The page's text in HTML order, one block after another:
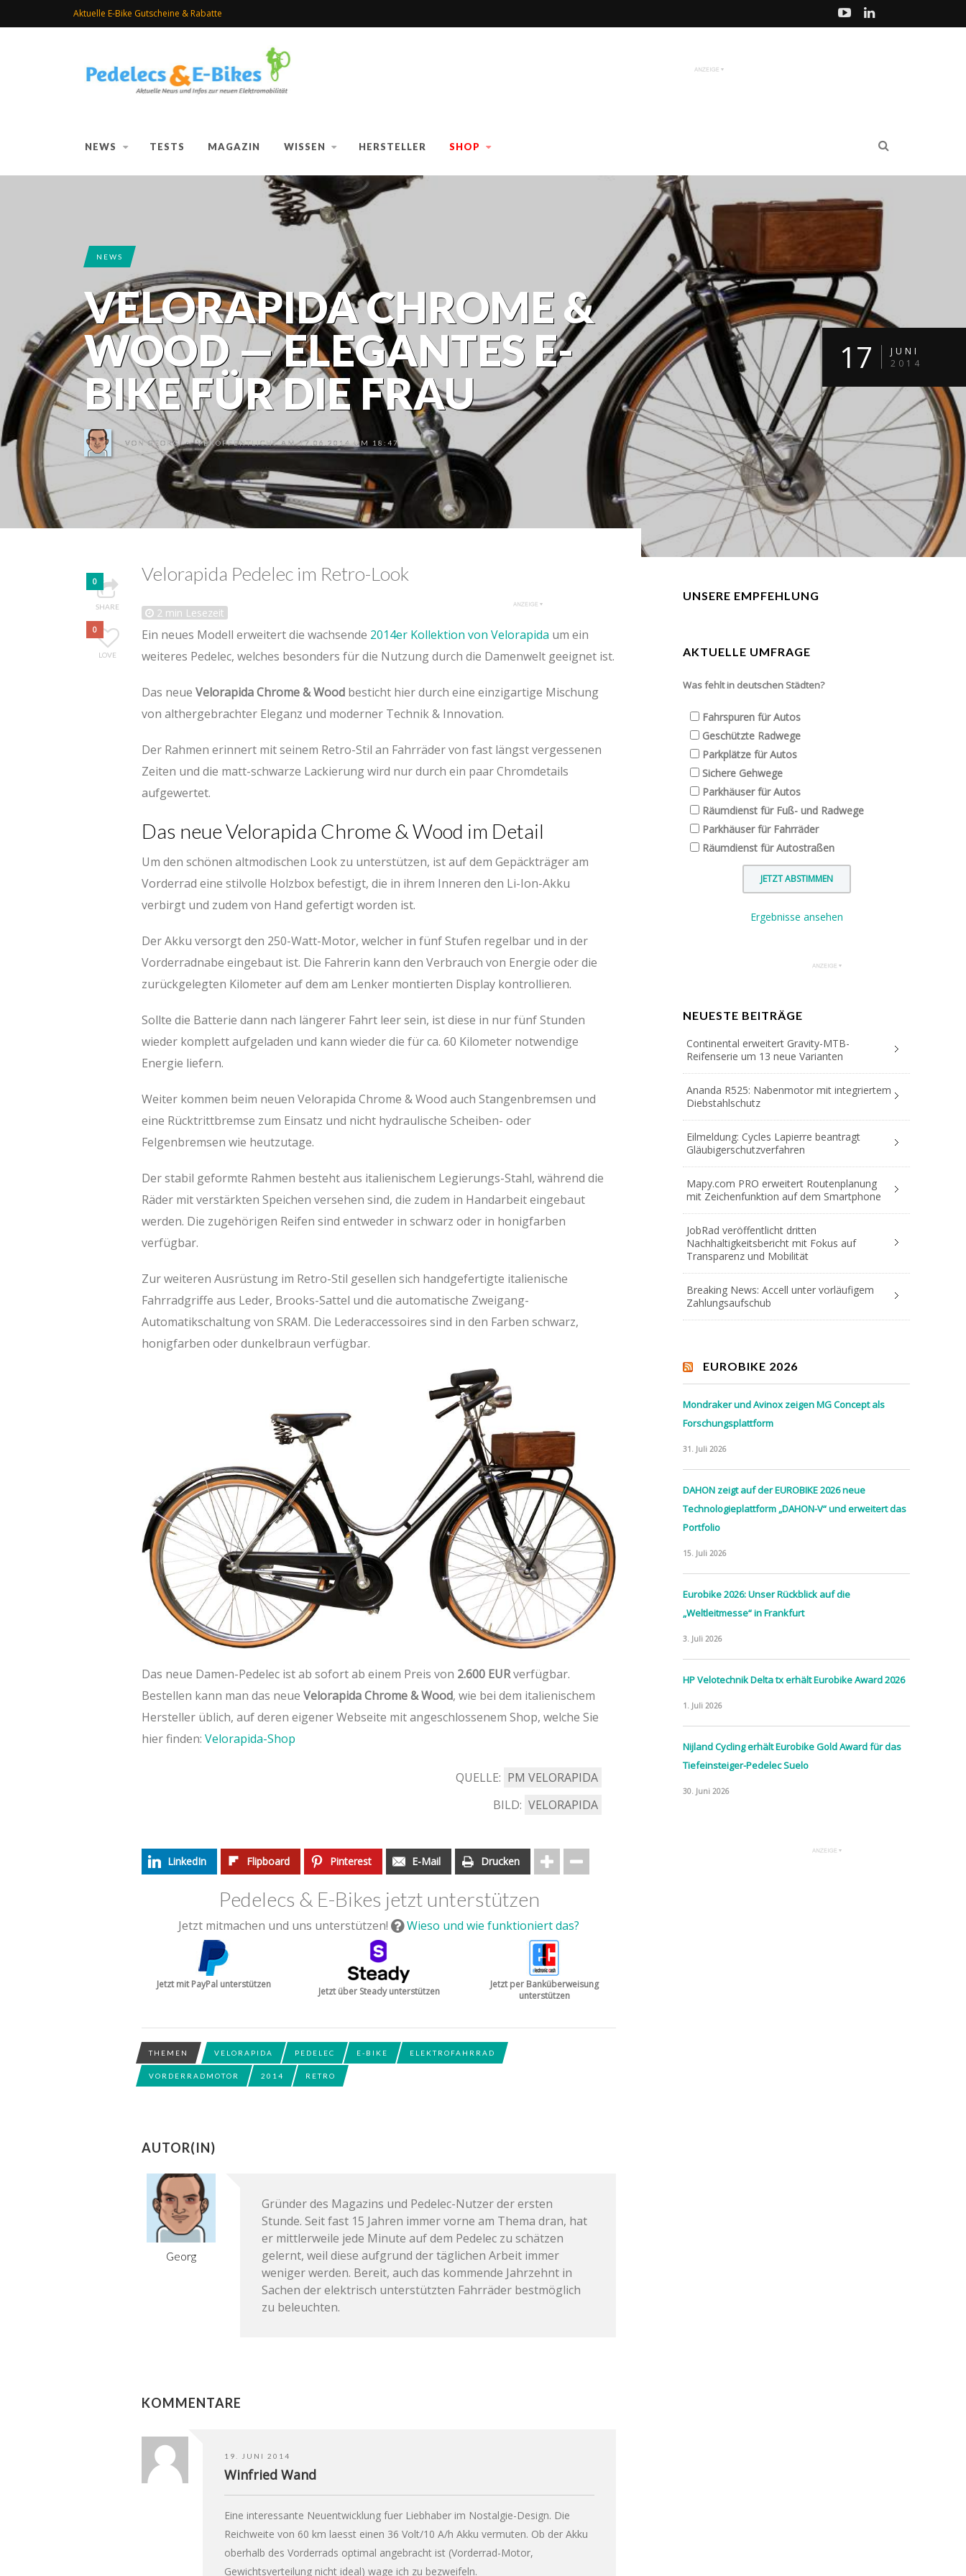
Aktuelle E-Bike Gutscheine & Rabatte
NEWS TESTS MAGAZIN WISSEN HERSTELLER SHOP
NEWS
VELORAPIDA CHROME &
WOOD — ELEGANTES E-
BIKE FÜR DIE FRAU
VONGEORG •VERÖFFENTLICHT AM 17.06.2014 UM 18:47
17
JUNI
2014
0
SHARE
0
LOVE
Velorapida Pedelec im Retro-Look
2 min Lesezeit
Ein neues Modell erweitert die wachsende 2014er Kollektion von Velorapida um ein
weiteres Pedelec, welches besonders für die Nutzung durch die Damenwelt geeignet ist.
Das neue Velorapida Chrome & Wood besticht hier durch eine einzigartige Mischung
von althergebrachter Eleganz und moderner Technik & Innovation.
Der Rahmen erinnert mit seinem Retro-Stil an Fahrräder von fast längst vergessenen
Zeiten und die matt-schwarze Lackierung wird nur durch ein paar Chromdetails
aufgewertet.
Das neue Velorapida Chrome & Wood im Detail
Um den schönen altmodischen Look zu unterstützen, ist auf dem Gepäckträger am
Vorderrad eine stilvolle Holzbox befestigt, die in ihrem Inneren den Li-Ion-Akku
verbirgt und zudem von Hand gefertigt worden ist.
Der Akku versorgt den 250-Watt-Motor, welcher in fünf Stufen regelbar und in der
Vorderradnabe eingebaut ist. Die Fahrerin kann den Verbrauch von Energie oder die
zurückgelegten Kilometer auf dem am Lenker montierten Display kontrollieren.
Sollte die Batterie dann nach längerer Fahrt leer sein, ist diese in nur fünf Stunden
wieder komplett aufgeladen und kann wieder die für ca. 60 Kilometer notwendige
Energie liefern.
Weiter kommen beim neuen Velorapida Chrome & Wood auch Stangenbremsen und
eine Rücktrittbremse zum Einsatz und nicht hydraulische Scheiben- oder
Felgenbremsen wie heutzutage.
Der stabil geformte Rahmen besteht aus italienischem Legierungs-Stahl, während die
Räder mit verstärkten Speichen versehen sind, die zudem in Handarbeit eingebaut
werden. Die zugehörigen Reifen sind entweder in schwarz oder in honigfarben
verfügbar.
Zur weiteren Ausrüstung im Retro-Stil gesellen sich handgefertigte italienische
Fahrradgriffe aus Leder, Brooks-Sattel und die automatische Zweigang-
Automatikschaltung von SRAM. Die Lederaccessoires sind in den Farben schwarz,
honigfarben oder dunkelbraun verfügbar.
Das neue Damen-Pedelec ist ab sofort ab einem Preis von 2.600 EURverfügbar.
Bestellen kann man das neue Velorapida Chrome & Wood, wie bei dem italienischem
Hersteller üblich, auf deren eigener Webseite mit angeschlossenem Shop, welche Sie
hier finden: Velorapida-Shop
QUELLE: PM VELORAPIDA
BILD: VELORAPIDA
LinkedIn Flipboard Pinterest E-Mail Drucken
Pedelecs & E-Bikes jetzt unterstützen
Jetzt mitmachen und uns unterstützen! Wieso und wie funktioniert das?
Jetzt mit PayPal unterstützen
Jetzt über Steady unterstützen
Jetzt per Banküberweisung
unterstützen
THEMEN VELORAPIDA PEDELEC E-BIKE ELEKTROFAHRRAD
VORDERRADMOTOR 2014 RETRO
AUTOR(IN)
Georg
Gründer des Magazins und Pedelec-Nutzer der ersten
Stunde. Seit fast 15 Jahren immer vorne am Thema dran, hat
er mittlerweile jede Minute auf dem Pedelec zu schätzen
gelernt, weil diese aufgrund der täglichen Arbeit immer
weniger werden. Bereit, auch das kommende Jahrzehnt in
Sachen der elektrisch unterstützten Fahrräder bestmöglich
zu beleuchten.
KOMMENTARE
19. JUNI 2014
Winfried Wand
Eine interessante Neuentwicklung fuer Liebhaber im Nostalgie-Design. Die
Reichweite von 60 km laesst einen 36 Volt/10 A/h Akku vermuten. Ob der Akku
oberhalb des Vorderrads optimal angebracht ist (Vorderrad-Motor,
Gewichtsverteilung nicht ideal) wage ich zu bezweifeln.
UNSERE EMPFEHLUNG
AKTUELLE UMFRAGE
Was fehlt in deutschen Städten?
Fahrspuren für Autos
Geschützte Radwege
Parkplätze für Autos
Sichere Gehwege
Parkhäuser für Autos
Räumdienst für Fuß- und Radwege
Parkhäuser für Fahrräder
Räumdienst für Autostraßen
Ergebnisse ansehen
NEUESTE BEITRÄGE
Continental erweitert Gravity-MTB-
Reifenserie um 13 neue Varianten
Ananda R525: Nabenmotor mit integriertem
Diebstahlschutz
Eilmeldung: Cycles Lapierre beantragt
Gläubigerschutzverfahren
Mapy.com PRO erweitert Routenplanung
mit Zeichenfunktion auf dem Smartphone
JobRad veröffentlicht dritten
Nachhaltigkeitsbericht mit Fokus auf
Transparenz und Mobilität
Breaking News: Accell unter vorläufigem
Zahlungsaufschub
EUROBIKE 2026
Mondraker und Avinox zeigen MG Concept als
Forschungsplattform
31. Juli 2026
DAHON zeigt auf der EUROBIKE 2026 neue
Technologieplattform „DAHON-V“ und erweitert das
Portfolio
15. Juli 2026
Eurobike 2026: Unser Rückblick auf die
„Weltleitmesse“ in Frankfurt
3. Juli 2026
HP Velotechnik Delta tx erhält Eurobike Award 2026
1. Juli 2026
Nijland Cycling erhält Eurobike Gold Award für das
Tiefeinsteiger-Pedelec Suelo
30. Juni 2026